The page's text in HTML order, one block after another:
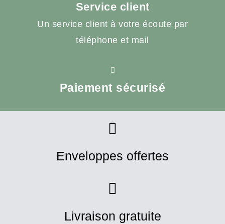
Service client
Un service client à votre écoute par
téléphone et mail
Paiement sécurisé
Enveloppes offertes
Livraison gratuite